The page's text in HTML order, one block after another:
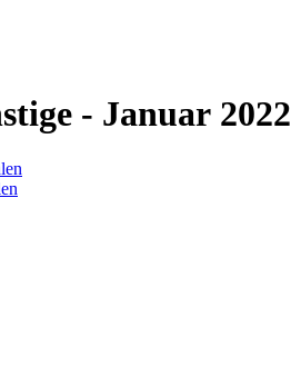
- Januar 2022